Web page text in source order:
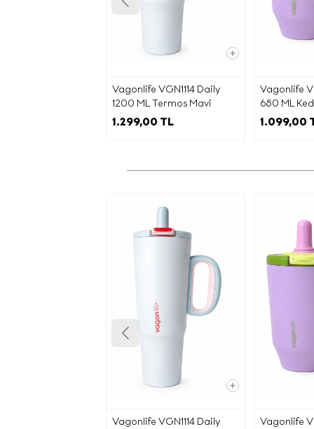
Vagonlife VGN1114 Daily
1200 ML Termos Mavi
1.299,00 TL
Vagonlife
680 ML
MOR
1.099,00
Vagonlife VGN1114 Daily
Vagonlife
Siz
Ürün/
c)
Sepete